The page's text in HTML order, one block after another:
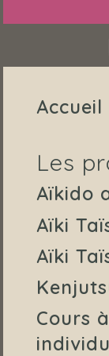
Accueil
Aïkido
Aïki
Aïki
Cours